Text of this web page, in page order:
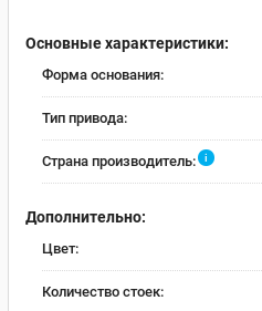
Основные характеристики:
Форма основания:
Тип привода:
Страна производитель: i
Дополнительно:
Цвет:
Количество стоек: